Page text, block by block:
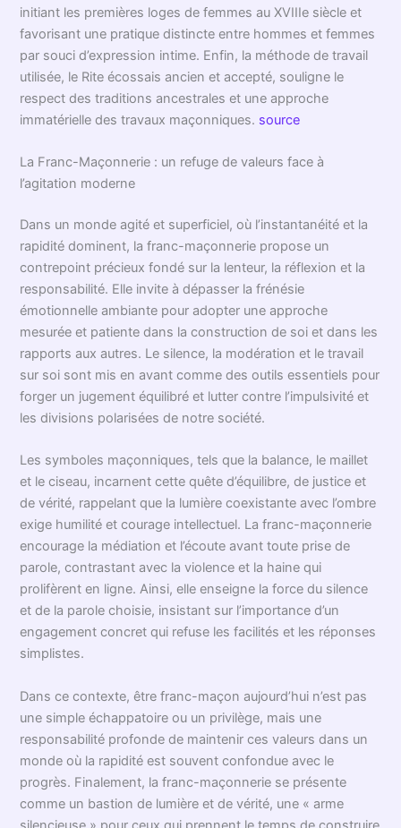
initiant les premières loges de femmes au XVIIIe siècle et
favorisant une pratique distincte entre hommes et femmes
par souci d’expression intime. Enfin, la méthode de travail
utilisée, le Rite écossais ancien et accepté, souligne le
respect des traditions ancestrales et une approche
immatérielle des travaux maçonniques. source
La Franc-Maçonnerie : un refuge de valeurs face à
l’agitation moderne
Dans un monde agité et superficiel, où l’instantanéité et la
rapidité dominent, la franc-maçonnerie propose un
contrepoint précieux fondé sur la lenteur, la réflexion et la
responsabilité. Elle invite à dépasser la frénésie
émotionnelle ambiante pour adopter une approche
mesurée et patiente dans la construction de soi et dans les
rapports aux autres. Le silence, la modération et le travail
sur soi sont mis en avant comme des outils essentiels pour
forger un jugement équilibré et lutter contre l’impulsivité et
les divisions polarisées de notre société.
Les symboles maçonniques, tels que la balance, le maillet
et le ciseau, incarnent cette quête d’équilibre, de justice et
de vérité, rappelant que la lumière coexistante avec l’ombre
exige humilité et courage intellectuel. La franc-maçonnerie
encourage la médiation et l’écoute avant toute prise de
parole, contrastant avec la violence et la haine qui
prolifèrent en ligne. Ainsi, elle enseigne la force du silence
et de la parole choisie, insistant sur l’importance d’un
engagement concret qui refuse les facilités et les réponses
simplistes.
Dans ce contexte, être franc-maçon aujourd’hui n’est pas
une simple échappatoire ou un privilège, mais une
responsabilité profonde de maintenir ces valeurs dans un
monde où la rapidité est souvent confondue avec le
progrès. Finalement, la franc-maçonnerie se présente
comme un bastion de lumière et de vérité, une « arme